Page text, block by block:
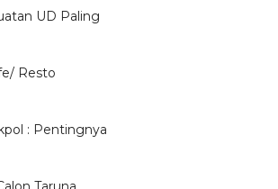
UD Paling
Resto
: Pentingnya